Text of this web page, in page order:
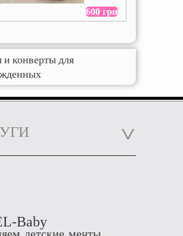
600 грн
конверты для
Baby